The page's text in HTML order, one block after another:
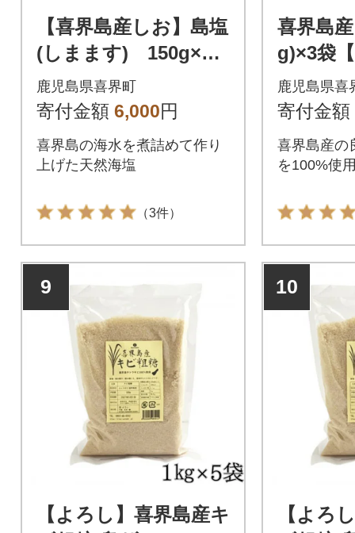
【喜界島産しお】島塩
(しまます) 150g×3
袋
鹿児島県喜界町
寄付金額 6,000円
喜界島の海水を煮詰めて作り
上げた天然海塩
（3件）
喜界島
g)×3袋
ザラメ
鹿児島県喜
寄付金額
喜界島産の
を100%使
9
【よろし】喜界島産キ
10
【よろ